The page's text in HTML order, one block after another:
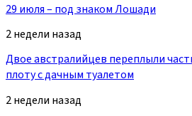
29 июля – под знаком Лошади
2 недели назад
Двое австралийцев переплыли
плоту с дачным туалетом
2 недели назад